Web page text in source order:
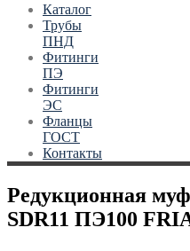
Каталог
Трубы
ПНД
Фитинги
ПЭ
Фитинги
ЭС
Фланцы
ГОСТ
Контакты
Редукционная
SDR11 ПЭ100